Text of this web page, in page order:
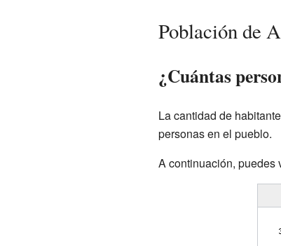
Población de
¿Cuántas
La cantidad de
personas en el pueblo.
A continuación, puedes